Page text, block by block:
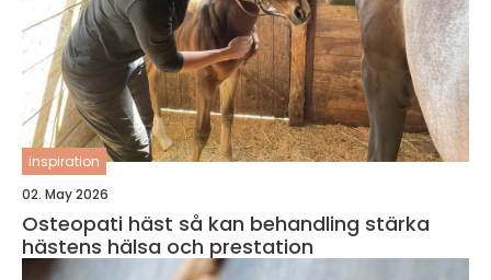
inspiration
02. May 2026
Osteopati häst så kan behandling stärka
hästens hälsa och prestation